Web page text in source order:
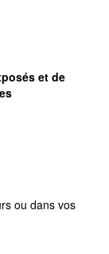
et de
ou dans vos